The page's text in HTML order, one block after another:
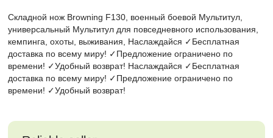
Складной нож Browning F130, военный боевой Мультитул,
универсальный Мультитул для повседневного использования,
кемпинга, охоты, выживания, Наслаждайся ✓Бесплатная
доставка по всему миру! ✓Предложение ограничено по
времени! ✓Удобный возврат! Наслаждайся ✓Бесплатная
доставка по всему миру! ✓Предложение ограничено по
времени! ✓Удобный возврат!